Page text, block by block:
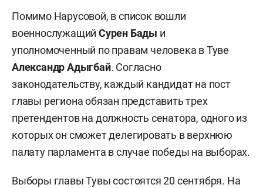
Помимо Нарусовой, в список вошли
военнослужащийСурен Бады и
уполномоченный по правам человека в Туве
Александр Адыгбай. Согласно
законодательству, каждый кандидат на пост
главы региона обязан представить трех
претендентов на должность сенатора, одного из
которых он сможет делегировать в верхнюю
палату парламента в случае победы на выборах.
Выборы главы Тувы состоятся 20 сентября. На